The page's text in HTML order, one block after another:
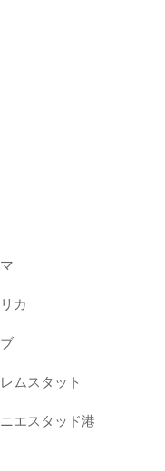
カ
ムスタット
エスタッド港